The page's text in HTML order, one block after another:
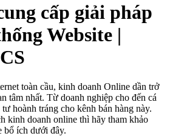
cấp giải pháp
Website |
toàn cầu, kinh doanh Online dần trở
tâm nhất. Từ doanh nghiệp cho đến cá
hoành tráng cho kênh bán hàng này.
kinh doanh online thì hãy tham khảo
bổ ích dưới đây.